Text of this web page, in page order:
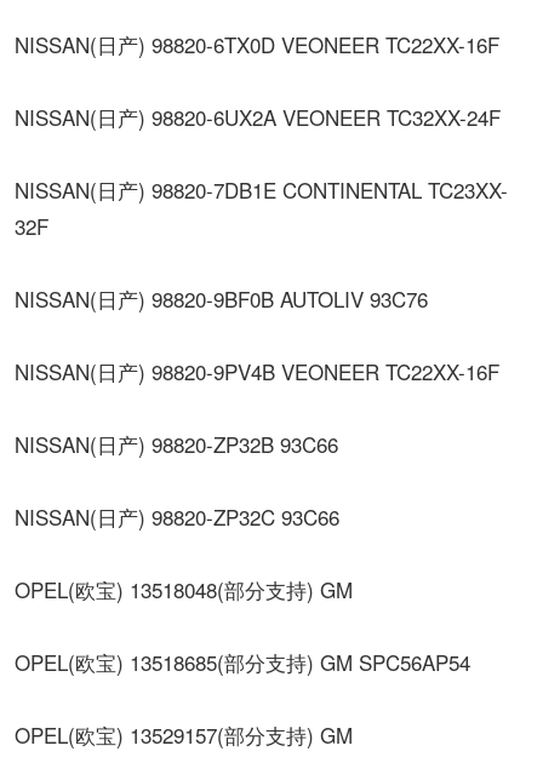
NISSAN(日产) 98820-6TX0D VEONEER TC22XX-16F
NISSAN(日产) 98820-6UX2A VEONEER TC32XX-24F
NISSAN(日产) 98820-7DB1E CONTINENTAL TC23XX-
32F
NISSAN(日产) 98820-9BF0B AUTOLIV 93C76
NISSAN(日产) 98820-9PV4B VEONEER TC22XX-16F
NISSAN(日产) 98820-ZP32B 93C66
NISSAN(日产) 98820-ZP32C 93C66
OPEL(欧宝) 13518048(部分支持) GM
OPEL(欧宝) 13518685(部分支持) GM SPC56AP54
OPEL(欧宝) 13529157(部分支持) GM